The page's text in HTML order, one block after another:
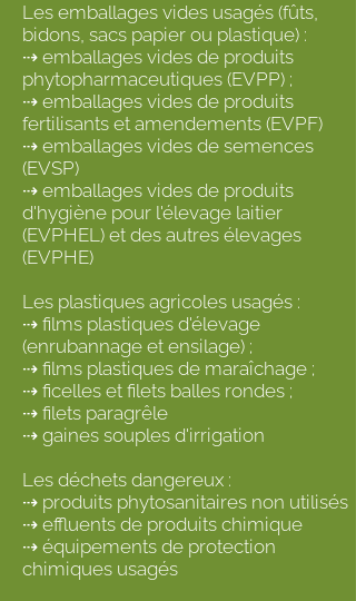
Les emballages vides usagés (fûts,
bidons, sacs papier ou plastique) :
⇢ emballages vides de produits
phytopharmaceutiques (EVPP) ;
⇢ emballages vides de produits
fertilisants et amendements (EVPF)
⇢ emballages vides de semences
(EVSP)
⇢ emballages vides de produits
d'hygiène pour l'élevage laitier
(EVPHEL) et des autres élevages
(EVPHE)
Les plastiques agricoles usagés :
⇢ films plastiques d'élevage
(enrubannage et ensilage) ;
⇢ films plastiques de maraîchage ;
⇢ ficelles et filets balles rondes ;
⇢ filets paragrêle
⇢ gaines souples d'irrigation
Les déchets dangereux :
⇢ produits phytosanitaires non utilisés
⇢ effluents de produits chimique
⇢ équipements de protection
chimiques usagés